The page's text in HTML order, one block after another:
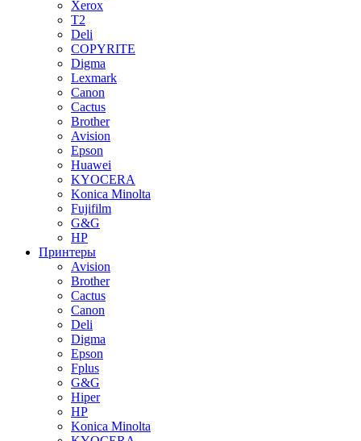
Xerox
T2
Deli
COPYRITE
Digma
Lexmark
Canon
Cactus
Brother
Avision
Epson
Huawei
KYOCERA
Konica Minolta
Fujifilm
G&G
HP
Принтеры
Avision
Brother
Cactus
Canon
Deli
Digma
Epson
Fplus
G&G
Hiper
HP
Konica Minolta